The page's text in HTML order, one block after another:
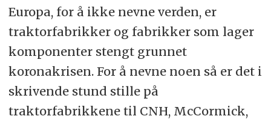
Europa, for å ikke nevne verden, er
traktorfabrikker og fabrikker som lager
komponenter stengt grunnet
koronakrisen. For å nevne noen så er det i
skrivende stund stille på
traktorfabrikkene til CNH, McCormick,